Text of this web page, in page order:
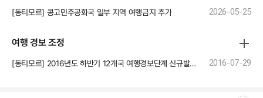
[동티모르] 콩고민주공화국 일부 지역 여행금지 추가 2026-05-25
여행 경보 조정
[동티모르] 2016년도 하반기 12개국 여행경보단계 신규발령 및 조정(가봉, 동티모르, 러시아, 멕시코, 미국, 방글라데시, 상투메 프린시페, 알제리, 에콰도르, 일본, 콜롬비아, 필리핀) 2016-07-29